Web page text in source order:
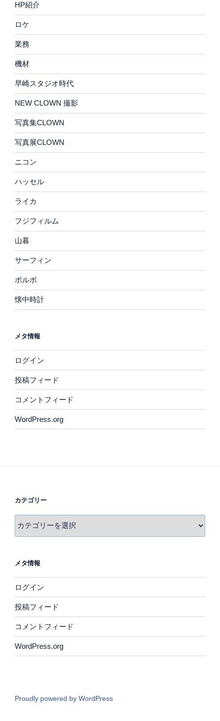
HP紹介
ロケ
業務
機材
早崎スタジオ時代
NEW CLOWN 撮影
写真集CLOWN
写真展CLOWN
ニコン
ハッセル
ライカ
フジフィルム
山暮
サーフィン
ボルボ
懐中時計
メタ情報
ログイン
投稿フィード
コメントフィード
WordPress.org
カテゴリー
テ
ー
メタ情報
ログイン
投稿フィード
コメントフィード
WordPress.org
Proudly powered by WordPress